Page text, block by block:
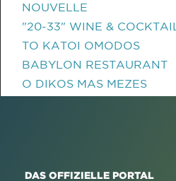
NOUVELLE
"20-33" WINE & COCKTAIL
TO KATOI OMODOS
BABYLON RESTAURANT
O DIKOS MAS MEZES
DAS OFFIZIELLE PORTAL